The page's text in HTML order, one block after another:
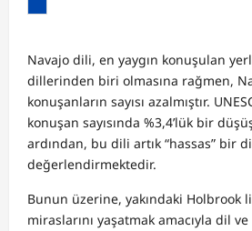
Navajo dili, en yaygın konuşulan
dillerinden biri olmasına rağmen,
konuşanların sayısı azalmıştır.
konuşan sayısında %3,4’lük bir
ardından, bu dili artık “hassas” bir
değerlendirmektedir.
Bunun üzerine, yakındaki Holbrook
miraslarını yaşatmak amacıyla dil